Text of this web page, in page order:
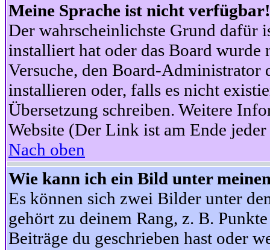
Meine Sprache ist nicht verfügbar!
Der wahrscheinlichste Grund dafür
installiert hat oder das Board wurde
Versuche, den Board-Administrator
installieren oder, falls es nicht
Übersetzung schreiben. Weitere
Website (Der Link ist am Ende jeder
Nach oben
Wie kann ich ein Bild unter
Es können sich zwei Bilder unter
gehört zu deinem Rang, z. B.
Beiträge du geschrieben hast oder